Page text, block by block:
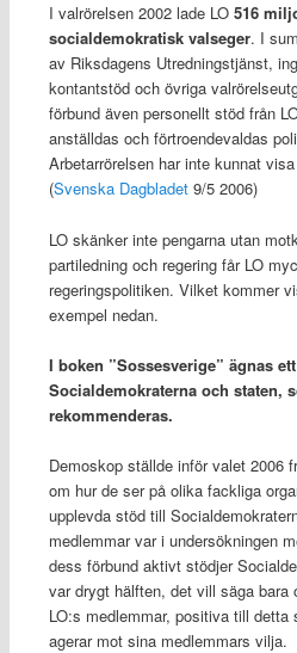
I valrörelsen 2002 lade LO 516
socialdemokratisk valseger. I
av Riksdagens Utredningstjänst,
kontantstöd och övriga
förbund även personellt stöd från
anställdas och förtroendevaldas
Arbetarrörelsen har inte kunnat
(Svenska Dagbladet9/5 2006)
LO skänker inte pengarna utan
partiledning och regering får LO
regeringspolitiken. Vilket kommer
exempel nedan.
I boken ”Sossesverige” ägnas
Socialdemokraterna och staten,
rekommenderas.
Demoskop ställde inför valet 2006
om hur de ser på olika fackliga
upplevda stöd till
medlemmar var i undersökningen
dess förbund aktivt stödjer
var drygt hälften, det vill säga bara
LO:s medlemmar, positiva till detta
agerar mot sina medlemmars vilja.